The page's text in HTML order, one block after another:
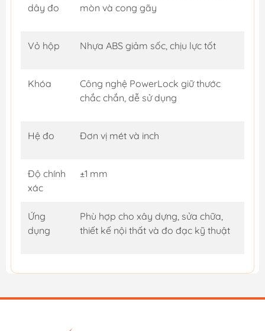
dây đo
mòn và cong gãy
Vỏ hộp Nhựa ABS giảm sốc, chịu lực tốt
Khóa
Công nghệ PowerLock giữ thước
chắc chắn, dễ sử dụng
Hệ đo Đơn vị mét và inch
Độ chính
xác
±1 mm
Ứng
dụng
Phù hợp cho xây dựng, sửa chữa,
thiết kế nội thất và đo đạc kỹ thuật